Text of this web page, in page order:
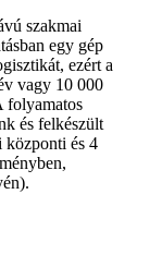
szakmai
egy gép
ezért a
vagy 10 000
folyamatos
és felkészült
központi és 4